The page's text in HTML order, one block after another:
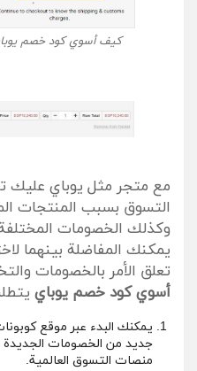
كيف أسوي كود خصم
مع متجر مثل يوباي عليك
التسوق بسبب المنتجات
وكذلك الخصومات
يمكنك المفاضلة بينهما
تعلق الأمر بالخصومات
أسوي كود خصم يوباي
يمكنك البدء عبر موقع
جديد من الخصومات الجديدة
منصات التسوق العالمية.